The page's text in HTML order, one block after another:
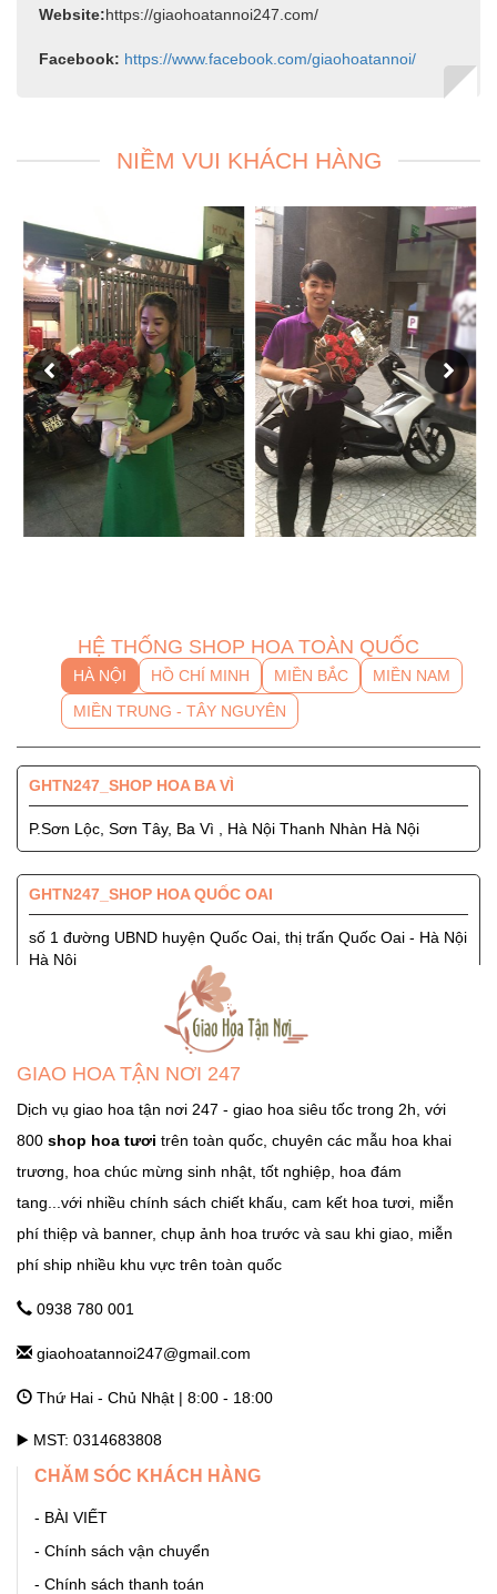
Website:https://giaohoatannoi247.com/
Facebook: https://www.facebook.com/giaohoatannoi/
NIỀM VUI KHÁCH HÀNG
GIAO HOA TẬN NƠI 247
Dịch vụ giao hoa tận nơi 247 - giao hoa siêu tốc trong 2h, với
800 shop hoa tươi trên toàn quốc, chuyên các mẫu hoa khai
trương, hoa chúc mừng sinh nhật, tốt nghiệp, hoa đám
tang...với nhiều chính sách chiết khấu, cam kết hoa tươi, miễn
phí thiệp và banner, chụp ảnh hoa trước và sau khi giao, miễn
phí ship nhiều khu vực trên toàn quốc
0938 780 001
giaohoatannoi247@gmail.com
Thứ Hai - Chủ Nhật | 8:00 - 18:00
▶️ MST: 0314683808
CHĂM SÓC KHÁCH HÀNG
- BÀI VIẾT
- Chính sách vận chuyển
- Chính sách thanh toán
HỆ THỐNG SHOP HOA TOÀN QUỐC
HÀ NỘI HỒ CHÍ MINH MIỀN BẮC
MIỀN NAM
MIỀN TRUNG - TÂY NGUYÊN
GHTN247_SHOP HOA BA VÌ
P.Sơn Lộc, Sơn Tây, Ba Vì , Hà Nội Thanh Nhàn Hà Nội
GHTN247_SHOP HOA QUỐC OAI
số 1 đường UBND huyện Quốc Oai, thị trấn Quốc Oai - Hà Nội
Hà Nội
GHTN247_SHOP HOA SÓC SƠN
Quốc Lộ 3, Xã Phù Lỗ, Huyện Sóc Sơn, Thành Phố Hà Nội
Tỉnh Lộ 84, TT. Liên Quan, Thạch Thất, Hà Nội Hà Nội
GHTN247_SHOP HOA THANH OAI
Số 7 Dốc Mọc - Cao Dương - Thanh Oai - Hà Nội Hà Nội
Hà Nội
11 Quang Trung, thị trấn Vân Đình - Ứng Hòa - Hà Nội Hà Nội